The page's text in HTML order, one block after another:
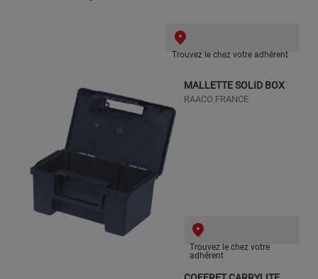
Trouvez le chez votre adhérent
MALLETTE SOLID BOX
RAACO FRANCE
Trouvez le chez votre
adhérent